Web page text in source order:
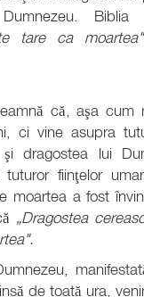
tare ca
că, aşa cum
ci vine asupra
dragostea lui
tuturor fiinţelor
moartea a fost
„Dragostea
de toată ura,